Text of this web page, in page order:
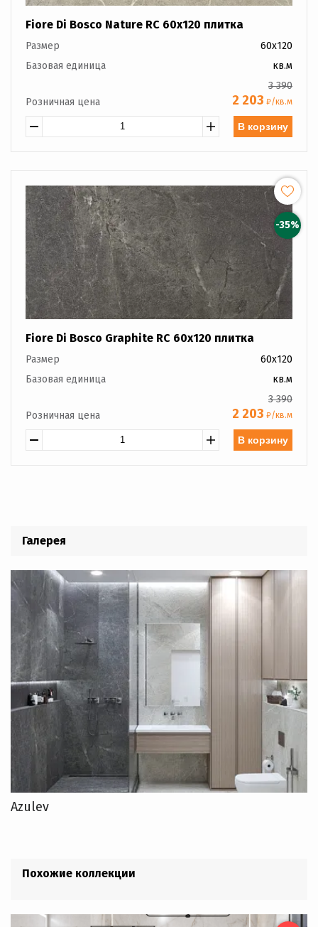
Fiore Di Bosco Nature RC 60x120 плитка
Размер
60x120
Базовая единица
кв.м
Розничная цена
3 390
2 203 ₽/кв.м
В корзину
-35%
Fiore Di Bosco Graphite RC 60x120 плитка
Размер
60x120
Базовая единица
кв.м
Розничная цена
3 390
2 203 ₽/кв.м
В корзину
Галерея
Azulev
Похожие коллекции